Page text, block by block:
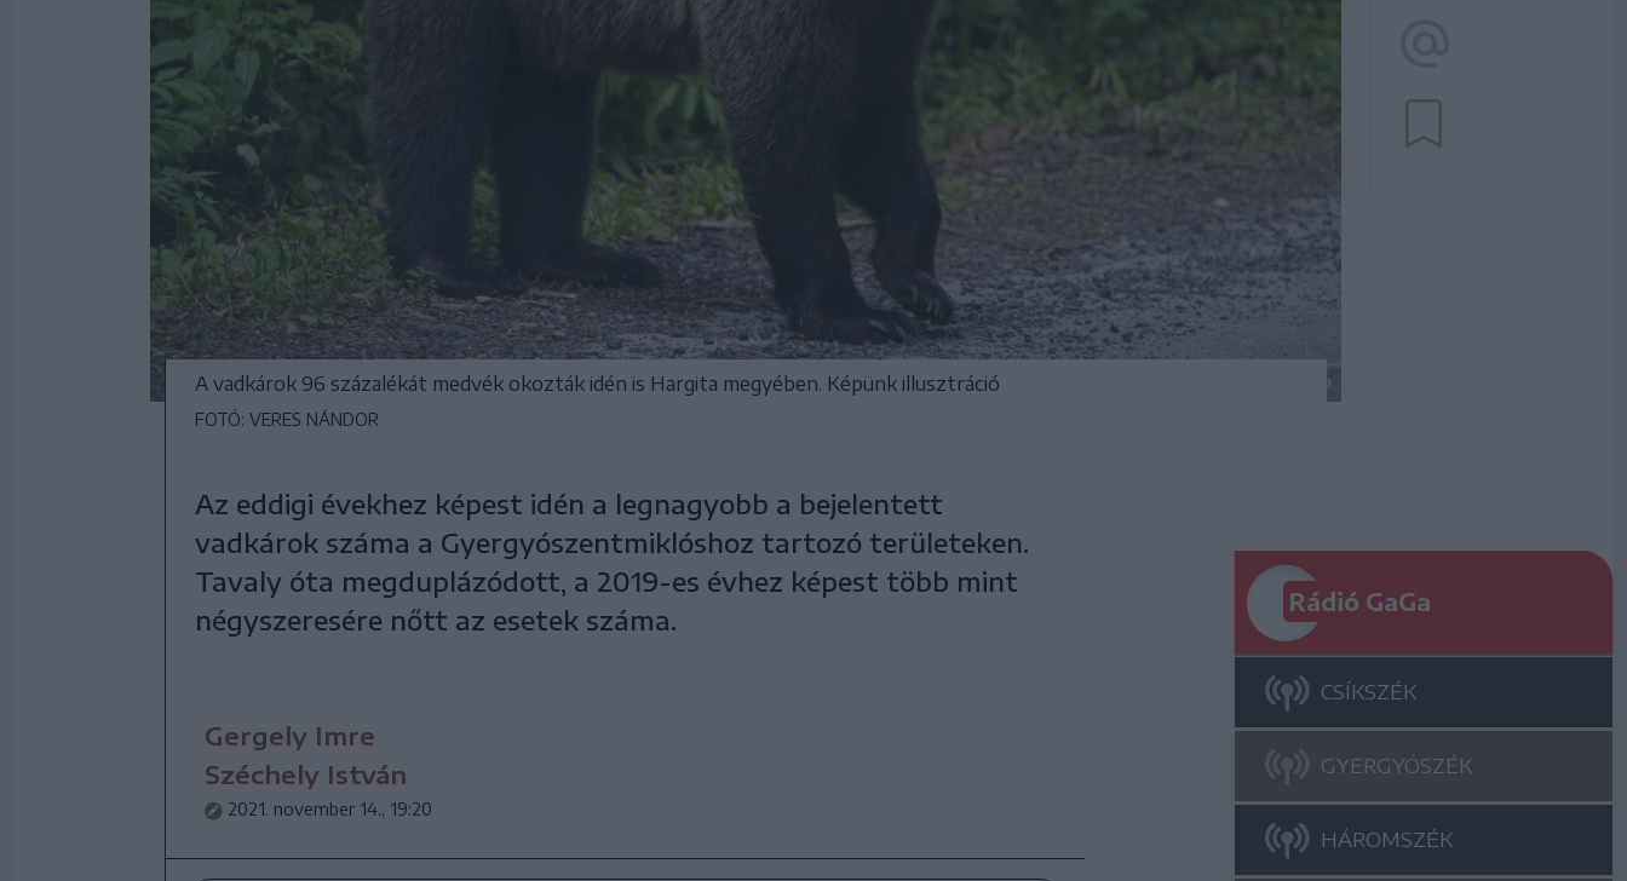
A vadkárok 96 százalékát medvék okozták idén is Hargita megyében. Képünk illusztráció
FOTÓ: VERES NÁNDOR
Az eddigi évekhez képest idén a legnagyobb a bejelentett
vadkárok száma a Gyergyószentmiklóshoz tartozó területeken.
Tavaly óta megduplázódott, a 2019-es évhez képest több mint
négyszeresére nőtt az esetek száma.
Gergely Imre
Széchely István
2021. november 14., 19:20
Rádió GaGa
CSÍKSZÉK
GYERGYÓSZÉK
HÁROMSZÉK